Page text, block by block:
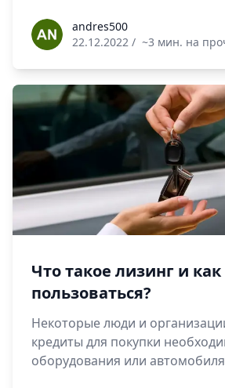
andres500andres500
22.12.2022 / ~3 мин. на
Что такое лизинг и
пользоваться?
Некоторые люди и
кредиты для покупки
оборудования или